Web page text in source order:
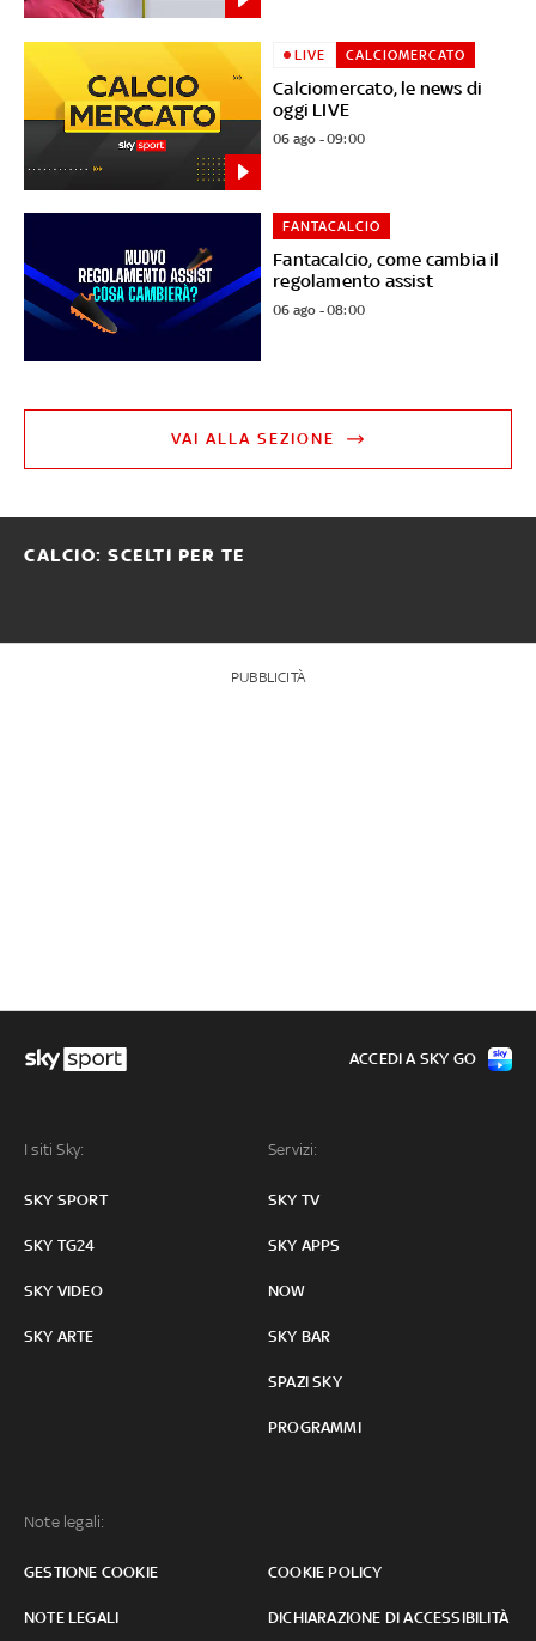
Calciomercato, le news di
oggi LIVE
LIVE CALCIOMERCATO
06 ago - 09:00
Fantacalcio, come cambia il
regolamento assist
FANTACALCIO
06 ago - 08:00
VAI ALLA SEZIONE
CALCIO: SCELTI PER TE
PUBBLICITÀ
I siti Sky:
SKY SPORT
SKY TG24
SKY VIDEO
SKY ARTE
Servizi:
SKY TV
SKY APPS
NOW
SKY BAR
SPAZI SKY
PROGRAMMI
Note legali:
GESTIONE COOKIE COOKIE POLICY
NOTE LEGALI DICHIARAZIONE DI ACCESSIBILITÀ
ACCEDI A SKY GO